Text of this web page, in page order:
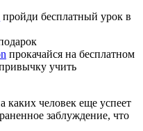
пройди бесплатный урок в
прокачайся на бесплатном
учить
каких человек еще успеет
заблуждение, что